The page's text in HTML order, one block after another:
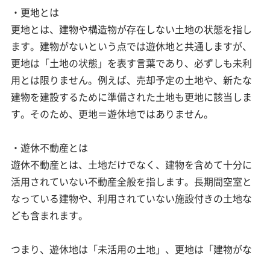
・更地とは
更地とは、建物や構造物が存在しない土地の状態を指し
ます。建物がないという点では遊休地と共通しますが、
更地は「土地の状態」を表す言葉であり、必ずしも未利
用とは限りません。例えば、売却予定の土地や、新たな
建物を建設するために準備された土地も更地に該当しま
す。そのため、更地＝遊休地ではありません。
・遊休不動産とは
遊休不動産とは、土地だけでなく、建物を含めて十分に
活用されていない不動産全般を指します。長期間空室と
なっている建物や、利用されていない施設付きの土地な
ども含まれます。
つまり、遊休地は「未活用の土地」、更地は「建物がな